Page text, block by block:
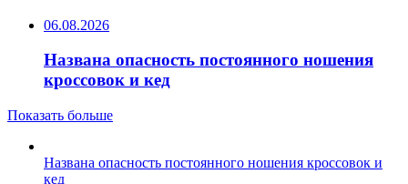
06.08.2026
Названа опасность постоянного ношения
кроссовок и кед
Показать больше
Названа опасность постоянного ношения кроссовок и
кед